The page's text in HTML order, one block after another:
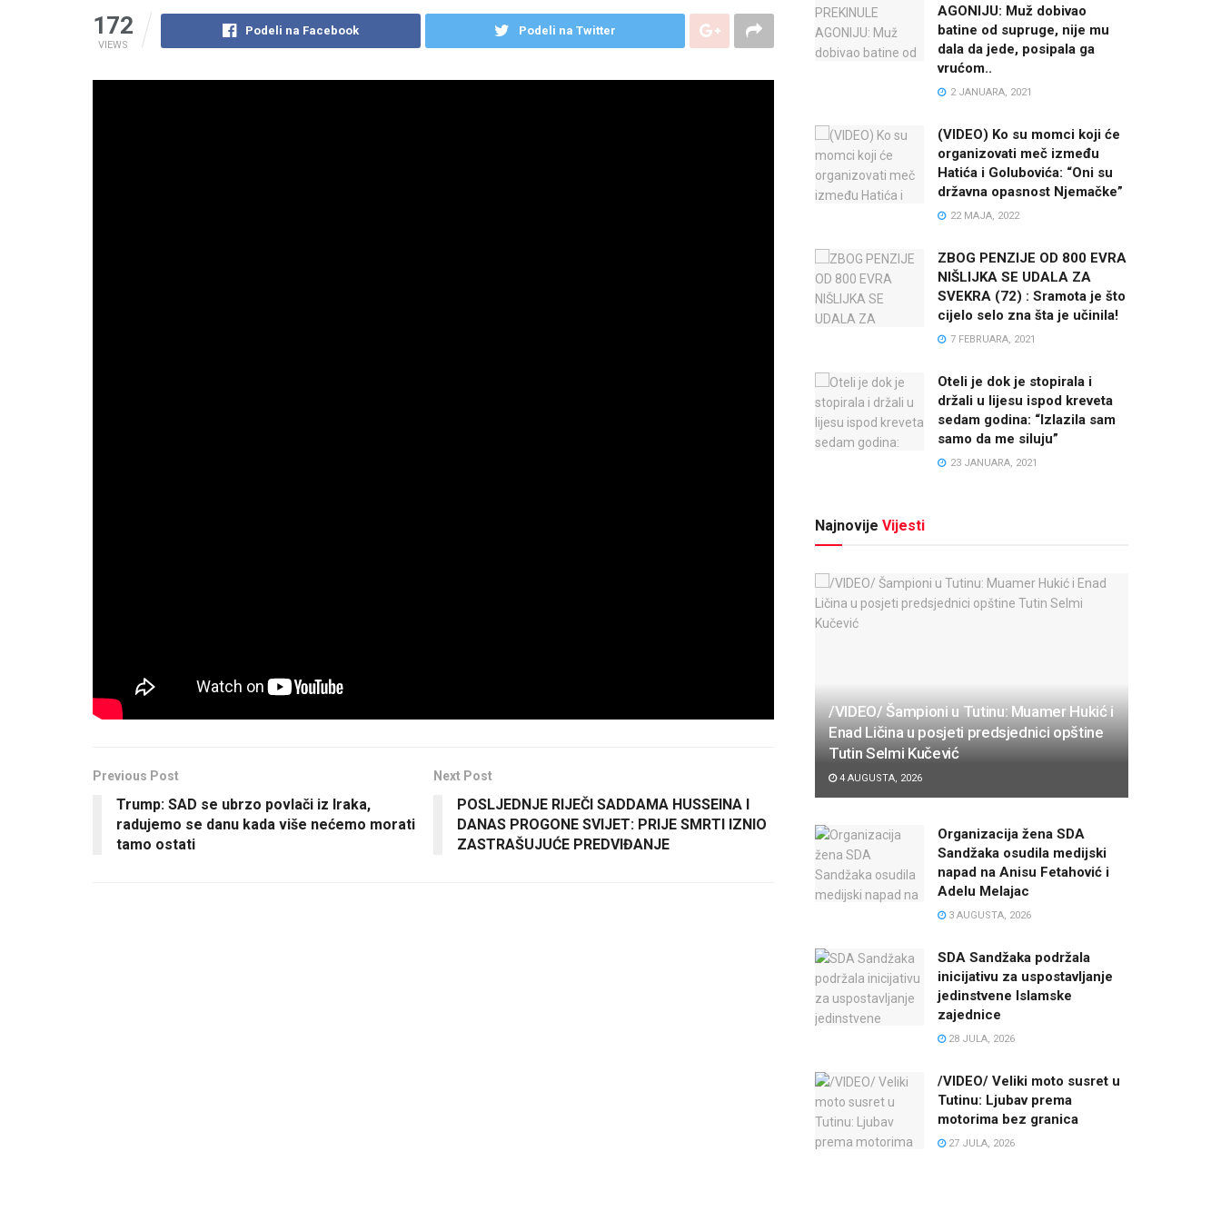
172
VIEWS
Podeli na Facebook Podeli na Twitter
Previous Post
Trump: SAD se ubrzo povlači iz Iraka,
radujemo se danu kada više nećemo morati
tamo ostati
Next Post
POSLJEDNJE RIJEČI SADDAMA HUSSEINA I
DANAS PROGONE SVIJET: PRIJE SMRTI IZNIO
ZASTRAŠUJUĆE PREDVIĐANJE
AGONIJU: Muž dobivao
batine od supruge, nije mu
dala da jede, posipala ga
vrućom..
2 JANUARA, 2021
(VIDEO) Ko su momci koji će
organizovati meč između
Hatića i Golubovića: “Oni su
državna opasnost Njemačke”
22 MAJA, 2022
ZBOG PENZIJE OD 800 EVRA
NIŠLIJKA SE UDALA ZA
SVEKRA (72) : Sramota je što
cijelo selo zna šta je učinila!
7 FEBRUARA, 2021
Oteli je dok je stopirala i
držali u lijesu ispod kreveta
sedam godina: “Izlazila sam
samo da me siluju”
23 JANUARA, 2021
Najnovije Vijesti
/VIDEO/ Šampioni u Tutinu: Muamer Hukić i
Enad Ličina u posjeti predsjednici opštine
Tutin Selmi Kučević
4 AUGUSTA, 2026
Organizacija žena SDA
Sandžaka osudila medijski
napad na Anisu Fetahović i
Adelu Melajac
3 AUGUSTA, 2026
SDA Sandžaka podržala
inicijativu za uspostavljanje
jedinstvene Islamske
zajednice
28 JULA, 2026
/VIDEO/ Veliki moto susret u
Tutinu: Ljubav prema
motorima bez granica
27 JULA, 2026